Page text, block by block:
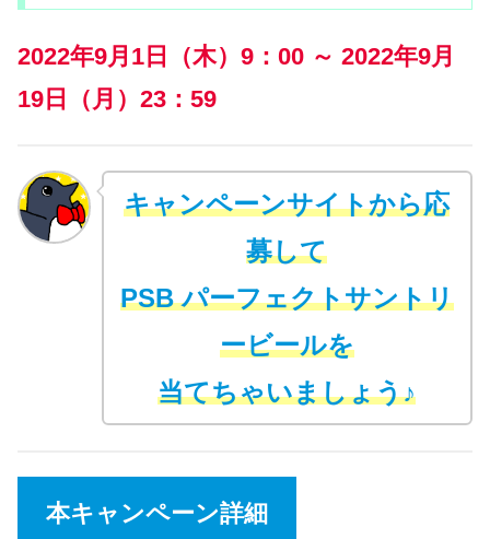
2022年9月1日（木）9：00 ～ 2022年9月
19日（月）23：59
キャンペーンサイトから応
募して
PSB パーフェクトサントリ
ービールを
当てちゃいましょう♪
本キャンペーン詳細